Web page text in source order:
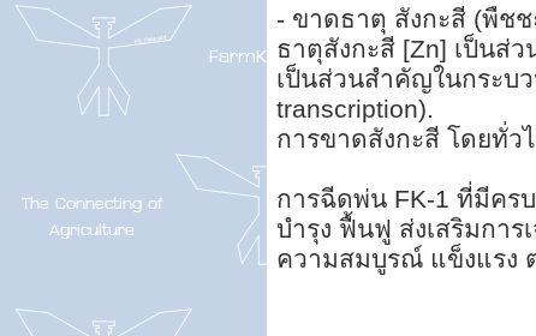
- ขาดธาตุ สังกะสี (พืชช
ธาตุสังกะสี [Zn] เป็นส่
เป็นส่วนสำคัญในกระบ
transcription).
การขาดสังกะสี โดยทั่ว
การฉีดพ่น FK-1 ที่มีคร
บำรุง ฟื้นฟู ส่งเสริมการ
ความสมบูรณ์ แข็งแรง